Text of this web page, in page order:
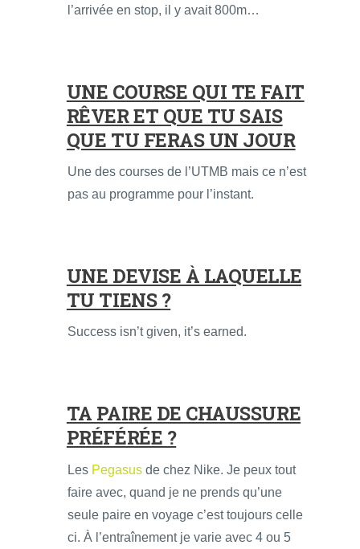
l’arrivée en stop, il y avait 800m…
UNE COURSE QUI TE FAIT
RÊVER ET QUE TU SAIS
QUE TU FERAS UN JOUR
Une des courses de l’UTMB mais ce n’est
pas au programme pour l’instant.
UNE DEVISE À LAQUELLE
TU TIENS ?
Success isn’t given, it’s earned.
TA PAIRE DE CHAUSSURE
PRÉFÉRÉE ?
Les Pegasus de chez Nike. Je peux tout
faire avec, quand je ne prends qu’une
seule paire en voyage c’est toujours celle
ci. À l’entraînement je varie avec 4 ou 5